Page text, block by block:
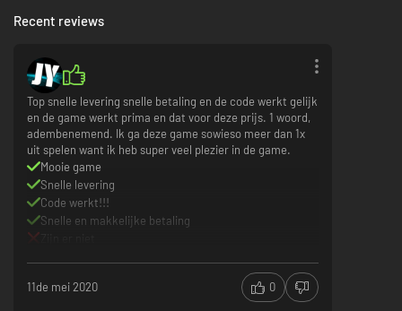
Recent reviews
Top snelle levering snelle betaling en de code werkt gelijk
en de game werkt prima en dat voor deze prijs. 1 woord,
adembenemend. Ik ga deze game sowieso meer dan 1x
uit spelen want ik heb super veel plezier in de game.
Mooie game
Snelle levering
Code werkt!!!
Snelle en makkelijke betaling
11de mei 2020 0